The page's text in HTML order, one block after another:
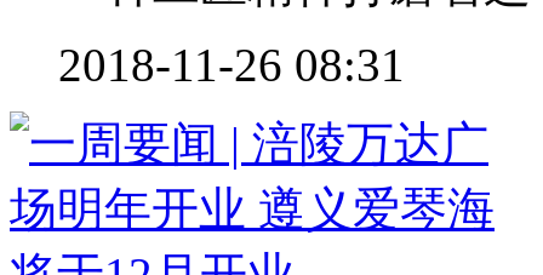
2018-11-26 08:31